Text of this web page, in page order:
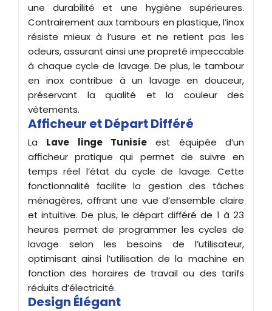
une durabilité et une hygiène supérieures.
Contrairement aux tambours en plastique, l’inox
résiste mieux à l’usure et ne retient pas les
odeurs, assurant ainsi une propreté impeccable
à chaque cycle de lavage. De plus, le tambour
en inox contribue à un lavage en douceur,
préservant la qualité et la couleur des
vêtements.
Afficheur et Départ Différé
La Lave linge Tunisie est équipée d’un
afficheur pratique qui permet de suivre en
temps réel l’état du cycle de lavage. Cette
fonctionnalité facilite la gestion des tâches
ménagères, offrant une vue d’ensemble claire
et intuitive. De plus, le départ différé de 1 à 23
heures permet de programmer les cycles de
lavage selon les besoins de l’utilisateur,
optimisant ainsi l’utilisation de la machine en
fonction des horaires de travail ou des tarifs
réduits d’électricité.
Design Élégant